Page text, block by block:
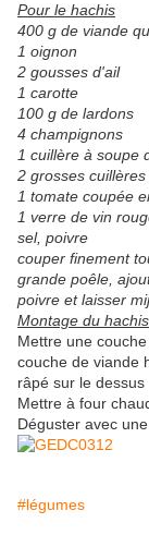
Pour le hachis
400 g de viande
1 oignon
2 gousses d'ail
1 carotte
100 g de lardons
4 champignons
1 cuillère à soupe
2 grosses
1 tomate coupée
1 verre de vin
sel, poivre
couper finement
grande poêle,
poivre et laisser
Montage du hachis
Mettre une
couche de viande
râpé sur le dessus
Mettre à four
Déguster avec
#légumes